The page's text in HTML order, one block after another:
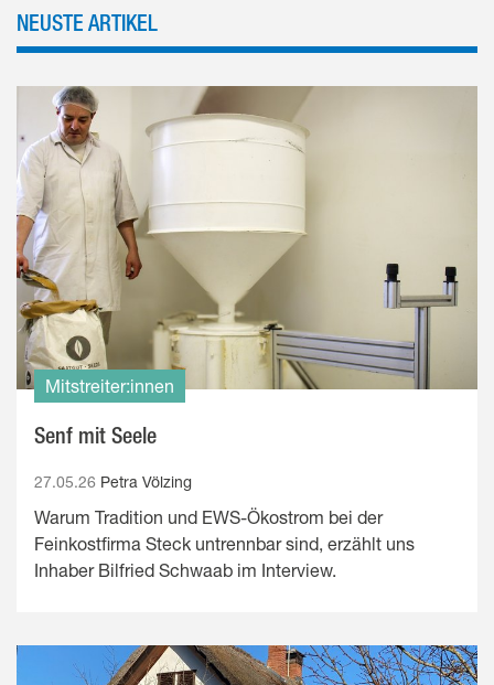
NEUSTE ARTIKEL
Mitstreiter:innen
Senf mit Seele
27.05.26 Petra Völzing
Warum Tradition und EWS-Ökostrom bei der
Feinkostfirma Steck untrennbar sind, erzählt uns
Inhaber Bilfried Schwaab im Interview.